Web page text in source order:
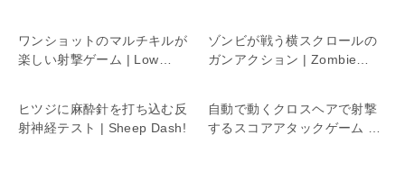
ワンショットのマルチキルが
楽しい射撃ゲーム | Low
ゾンビが戦う横スクロールの
ガンアクション | Zombie
ヒツジに麻酔針を打ち込む反
射神経テスト | Sheep Dash!
自動で動くクロスヘアで射撃
するスコアアタックゲーム |